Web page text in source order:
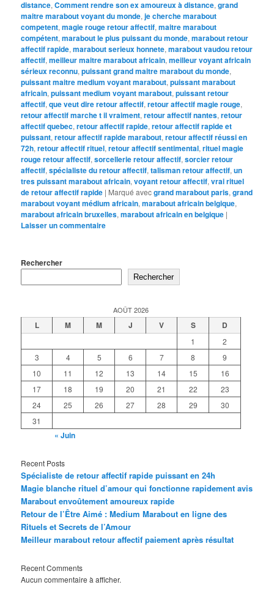
distance,Comment rendre son ex amoureux à distance,grand
maitre marabout voyant du monde,je cherche marabout
competent,magie rouge retour affectif,maitre marabout
compétent,marabout le plus puissant du monde,marabout retour
affectif rapide,marabout serieux honnete,marabout vaudou retour
affectif,meilleur maitre marabout africain,meilleur voyant africain
sérieux reconnu,puissant grand maitre marabout du monde,
puissant maitre medium voyant marabout,puissant marabout
africain,puissant medium voyant marabout,puissant retour
affectif,que veut dire retour affectif,retour affectif magie rouge,
retour affectif marche t il vraiment,retour affectif nantes,retour
affectif quebec,retour affectif rapide,retour affectif rapide et
puissant,retour affectif rapide marabout,retour affectif réussi en
72h,retour affectif rituel,retour affectif sentimental,rituel magie
rouge retour affectif,sorcellerie retour affectif,sorcier retour
affectif,spécialiste du retour affectif,talisman retour affectif,un
tres puissant marabout africain,voyant retour affectif,vrai rituel
de retour affectif rapide | Marqué avecgrand marabout paris,grand
marabout voyant médium africain,marabout africain belgique,
marabout africain bruxelles,marabout africain en belgique |
Laisser un commentaire
Rechercher
Rechercher
AOÛT 2026
L M M J V S D
1
2
3
4 5 6 7 8
9
10
11 12 13 14 15
16
17
18 19 20 21 22
23
24
25 26 27 28 29
30
31
« Juin
Recent Posts
Spécialiste de retour affectif rapide puissant en 24h
Magie blanche rituel d’amour qui fonctionne rapidement avis
Marabout envoûtement amoureux rapide
Retour de l’Être Aimé : Medium Marabout en ligne des
Rituels et Secrets de l’Amour
Meilleur marabout retour affectif paiement après résultat
Recent Comments
Aucun commentaire à afficher.